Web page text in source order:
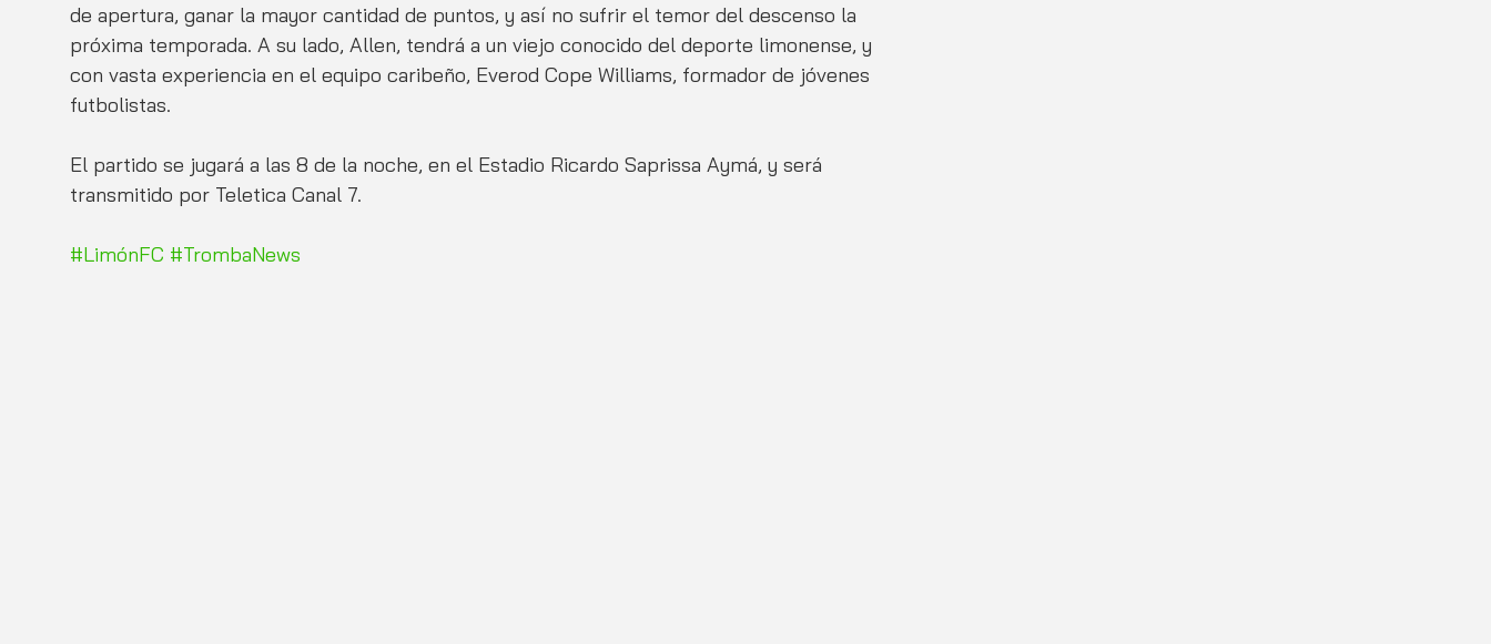
de apertura, ganar la mayor cantidad de puntos, y así no sufrir el temor del descenso la
próxima temporada. A su lado, Allen, tendrá a un viejo conocido del deporte limonense, y
con vasta experiencia en el equipo caribeño, Everod Cope Williams, formador de jóvenes
futbolistas.
El partido se jugará a las 8 de la noche, en el Estadio Ricardo Saprissa Aymá, y será
transmitido por Teletica Canal 7.
#LimónFC #TrombaNews